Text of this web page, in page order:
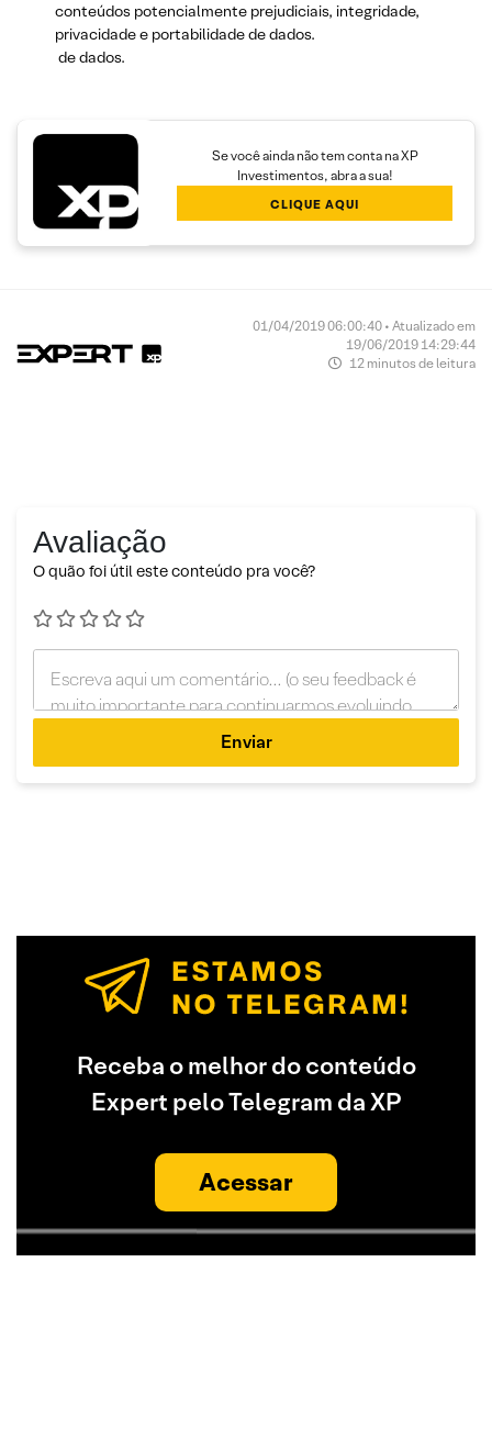
conteúdos potencialmente prejudiciais, integridade,
privacidade e portabilidade de dados.
de dados.
Se você ainda não tem conta na XP
Investimentos, abra a sua!
CLIQUE AQUI
01/04/2019 06:00:40 • Atualizado em
19/06/2019 14:29:44
12 minutos de leitura
Avaliação
O quão foi útil este conteúdo pra você?
Enviar
Receba o melhor do conteúdo
Expert pelo Telegram da XP
Acessar